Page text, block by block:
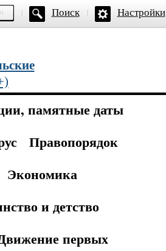
Поиск Настройки
памятные даты
Правопорядок
Экономика
и детство
первых